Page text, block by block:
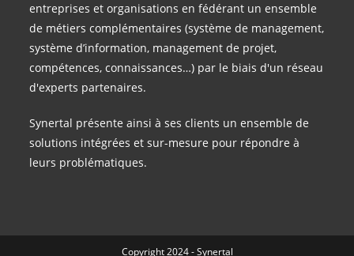
entreprises et organisations en fédérant un ensemble
de métiers complémentaires (système de management,
système d’information, management de projet,
compétences, connaissances…) par le biais d'un réseau
d'experts partenaires.
Synertal présente ainsi à ses clients un ensemble de
solutions intégrées et sur-mesure pour répondre à
leurs problématiques.
Copyright 2024 - Synertal